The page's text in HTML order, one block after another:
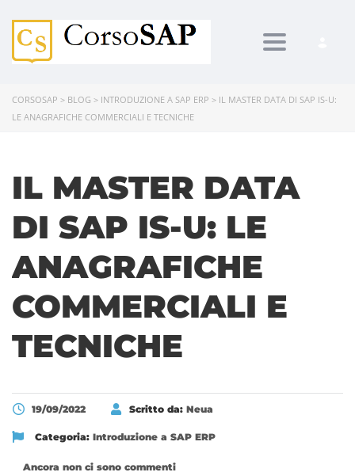
Toggle
CORSOSAP > BLOG > INTRODUZIONE A SAP ERP > IL MASTER DATA DI SAP IS-U:
LE ANAGRAFICHE COMMERCIALI E TECNICHE
IL MASTER DATA
DI SAP IS-U: LE
ANAGRAFICHE
COMMERCIALI E
TECNICHE
19/09/2022 Scritto da: Neua
Categoria: Introduzione a SAP ERP
Ancora non ci sono commenti